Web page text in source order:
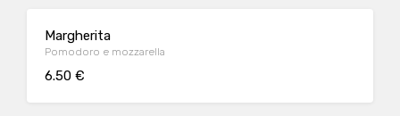
Margherita
Pomodoro e mozzarella
6.50 €